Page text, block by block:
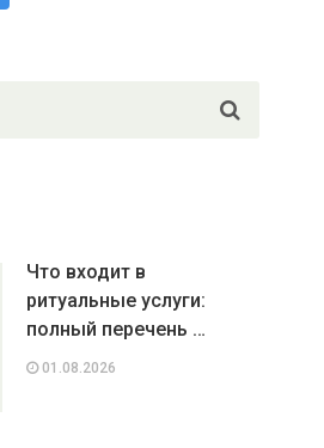
Что входит в
ритуальные услуги:
полный перечень …
01.08.2026